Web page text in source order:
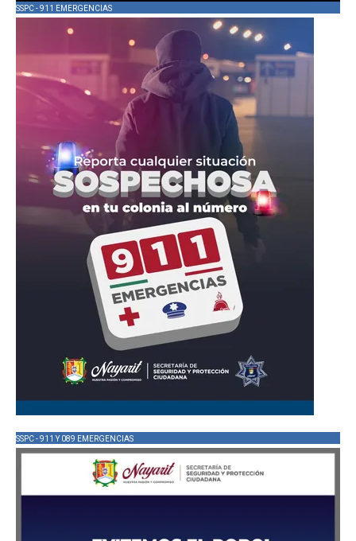
SSPC - 911 EMERGENCIAS
SSPC - 911 Y 089 EMERGENCIAS